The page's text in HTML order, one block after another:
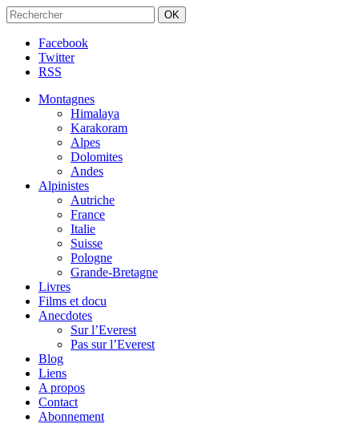
Facebook
Twitter
RSS
Montagnes
Himalaya
Karakoram
Alpes
Dolomites
Andes
Alpinistes
Autriche
France
Italie
Suisse
Pologne
Grande-Bretagne
Livres
Films et docu
Anecdotes
Sur l’Everest
Pas sur l’Everest
Blog
Liens
A propos
Contact
Abonnement